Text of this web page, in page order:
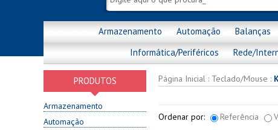
Armazenamento Automação Balanças
Informática/Periféricos
Rede/
PRODUTOS
Armazenamento
Automação
Página Inicial : Teclado/Mouse :
Ordenar por: Referência